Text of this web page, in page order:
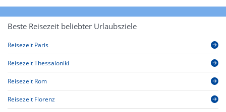
Beste Reisezeit beliebter Urlaubsziele
Reisezeit Paris
Reisezeit Thessaloniki
Reisezeit Rom
Reisezeit Florenz